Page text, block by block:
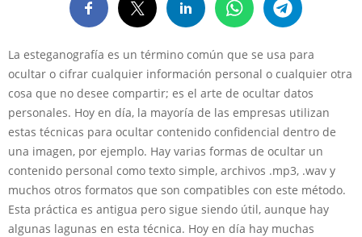
La esteganografía es un término común que se usa para
ocultar o cifrar cualquier información personal o cualquier otra
cosa que no desee compartir; es el arte de ocultar datos
personales. Hoy en día, la mayoría de las empresas utilizan
estas técnicas para ocultar contenido confidencial dentro de
una imagen, por ejemplo. Hay varias formas de ocultar un
contenido personal como texto simple, archivos .mp3, .wav y
muchos otros formatos que son compatibles con este método.
Esta práctica es antigua pero sigue siendo útil, aunque hay
algunas lagunas en esta técnica. Hoy en día hay muchas